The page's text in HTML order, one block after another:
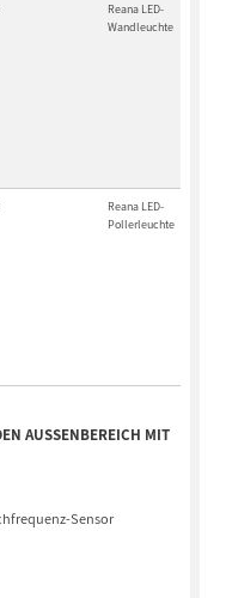
Reana LED-
Wandleuchte
Reana LED-
Pollerleuchte
AUSSENBEREICH MIT S
Sensor